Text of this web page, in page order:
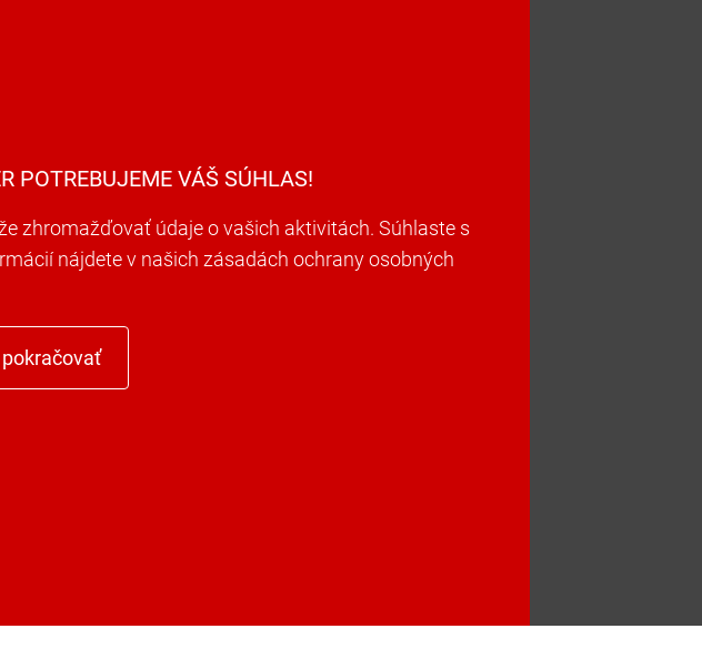
POTREBUJEME VÁŠ SÚHLAS!
zhromažďovať údaje o vašich aktivitách. Súhlaste s
nájdete v našich zásadách ochrany osobných